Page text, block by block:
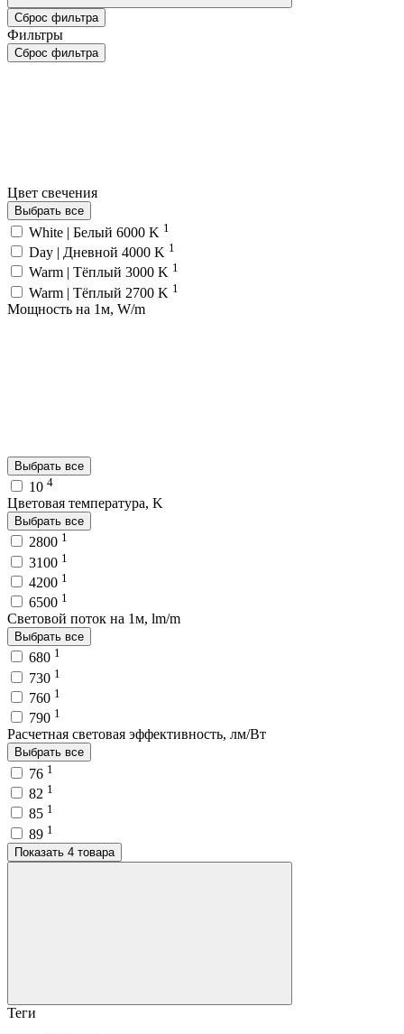
Сброс фильтра
Фильтры
Сброс фильтра
Цвет свечения
Выбрать все
White | Белый 6000 K 1
Day | Дневной 4000 K 1
Warm | Тёплый 3000 K 1
Warm | Тёплый 2700 K 1
Мощность на 1м, W/m
Выбрать все
10 4
Цветовая температура, K
Выбрать все
2800 1
3100 1
4200 1
6500 1
Световой поток на 1м, lm/m
Выбрать все
680 1
730 1
760 1
790 1
Расчетная световая эффективность, лм/Вт
Выбрать все
76 1
82 1
85 1
89 1
Показать 4 товара
Теги